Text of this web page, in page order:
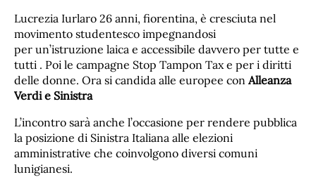
Lucrezia Iurlaro 26 anni, fiorentina, è cresciuta nel
movimento studentesco impegnandosi
per un’istruzione laica e accessibile davvero per tutte e
tutti . Poi le campagne Stop Tampon Tax e per i diritti
delle donne. Ora si candida alle europee conAlleanza
Verdi e Sinistra
L’incontro sarà anche l’occasione per rendere pubblica
la posizione di Sinistra Italiana alle elezioni
amministrative che coinvolgono diversi comuni
lunigianesi.